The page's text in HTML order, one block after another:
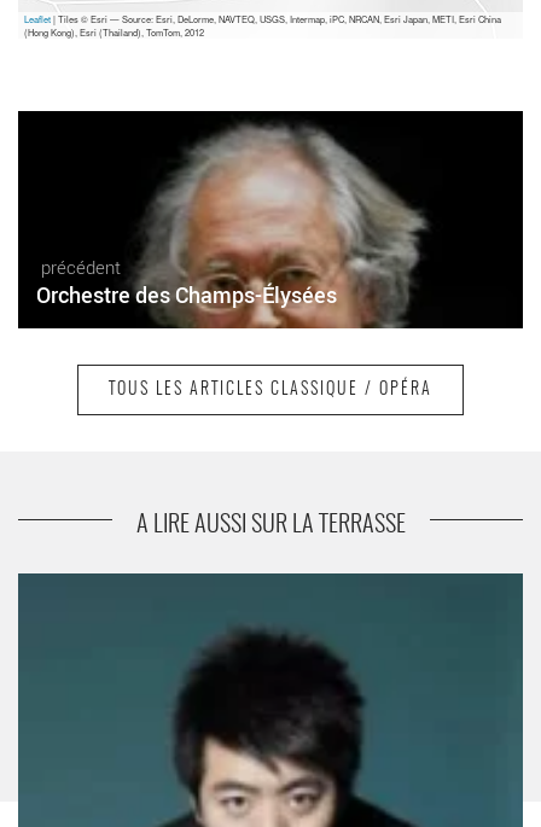
Leaflet| Tiles © Esri — Source: Esri, DeLorme, NAVTEQ, USGS, Intermap, iPC, NRCAN, Esri Japan, METI, Esri China
(Hong Kong), Esri (Thailand), TomTom, 2012
précédent
Orchestre des Champs-Élysées
Heisser et Krivine
TOUS LES ARTICLES CLASSIQUE / OPÉRA
A LIRE AUSSI SUR LA TERRASSE